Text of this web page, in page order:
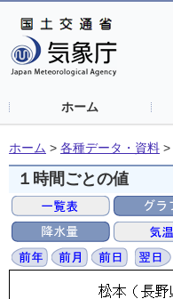
ホーム
ホーム > 各種データ・資料 >
１時間ごとの値